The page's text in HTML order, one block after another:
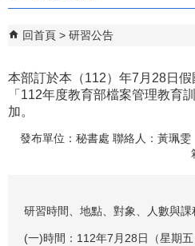
回首頁 研習公告
本部訂於本（112）年7月28日
「112年度教育部檔案管理教育
加。
發布單位：秘書處 聯絡人：黃珮
研習時間、地點、對象、人數與課
(一)時間：112年7月28日（星期五